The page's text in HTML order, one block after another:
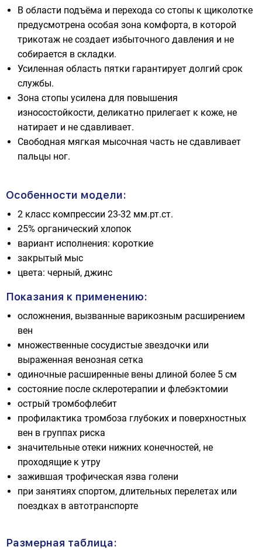
В области подъёма и перехода со стопы к щиколотке
предусмотрена особая зона комфорта, в которой
трикотаж не создает избыточного давления и не
собирается в складки.
Усиленная область пятки гарантирует долгий срок
службы.
Зона стопы усилена для повышения
износостойкости, деликатно прилегает к коже, не
натирает и не сдавливает.
Свободная мягкая мысочная часть не сдавливает
пальцы ног.
Особенности модели:
2 класс компрессии 23-32 мм.рт.ст.
25% органический хлопок
вариант исполнения: короткие
закрытый мыс
цвета: черный, джинс
Показания к применению:
осложнения, вызванные варикозным расширением
вен
множественные сосудистые звездочки или
выраженная венозная сетка
одиночные расширенные вены длиной более 5 см
состояние после склеротерапии и флебэктомии
острый тромбофлебит
профилактика тромбоза глубоких и поверхностных
вен в группах риска
значительные отеки нижних конечностей, не
проходящие к утру
зажившая трофическая язва голени
при занятиях спортом, длительных перелетах или
поездках в автотранспорте
Размерная таблица: